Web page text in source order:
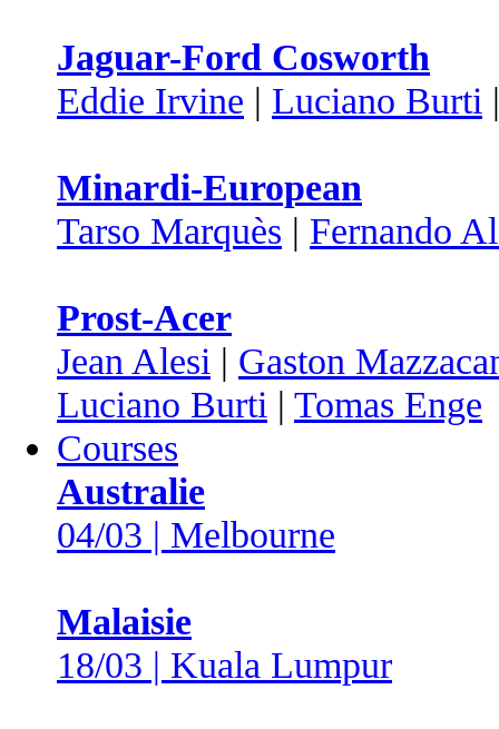
Jaguar-Ford Cosworth
Eddie Irvine | Luciano Burti
Minardi-European
Tarso Marquès | Fernando
Prost-Acer
Jean Alesi | Gaston
Luciano Burti | Tomas Enge
Courses
Australie
04/03 | Melbourne
Malaisie
18/03 | Kuala Lumpur